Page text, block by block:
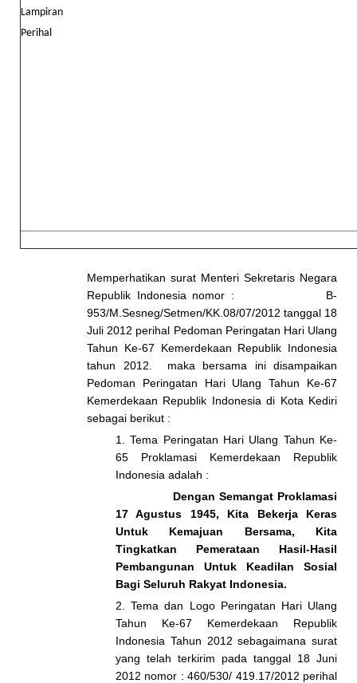
Lampiran
Perihal
Memperhatikan surat Menteri Sekretaris Negara
Republik Indonesia nomor : B-
953/M.Sesneg/Setmen/KK.08/07/2012 tanggal 18
Juli 2012 perihal Pedoman Peringatan Hari Ulang
Tahun Ke-67 Kemerdekaan Republik Indonesia
tahun 2012. maka bersama ini disampaikan
Pedoman Peringatan Hari Ulang Tahun Ke-67
Kemerdekaan Republik Indonesia di Kota Kediri
sebagai berikut :
1. Tema Peringatan Hari Ulang Tahun Ke-
65 Proklamasi Kemerdekaan Republik
Indonesia adalah :
Dengan Semangat Proklamasi
17 Agustus 1945, Kita Bekerja Keras
Untuk Kemajuan Bersama, Kita
Tingkatkan Pemerataan Hasil-Hasil
Pembangunan Untuk Keadilan Sosial
Bagi Seluruh Rakyat Indonesia.
2. Tema dan Logo Peringatan Hari Ulang
Tahun Ke-67 Kemerdekaan Republik
Indonesia Tahun 2012 sebagaimana surat
yang telah terkirim pada tanggal 18 Juni
2012 nomor : 460/530/ 419.17/2012 perihal